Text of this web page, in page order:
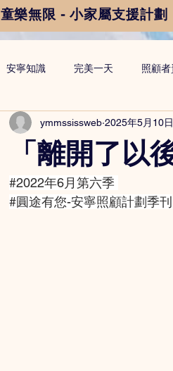
童樂無限 - 小家屬支援計劃
安寧知識 完美一天 照顧
「離開了以
ymmssissweb 2025年5月10日
#2022年6月第六季
#圓途有您-安寧照顧計劃季刊